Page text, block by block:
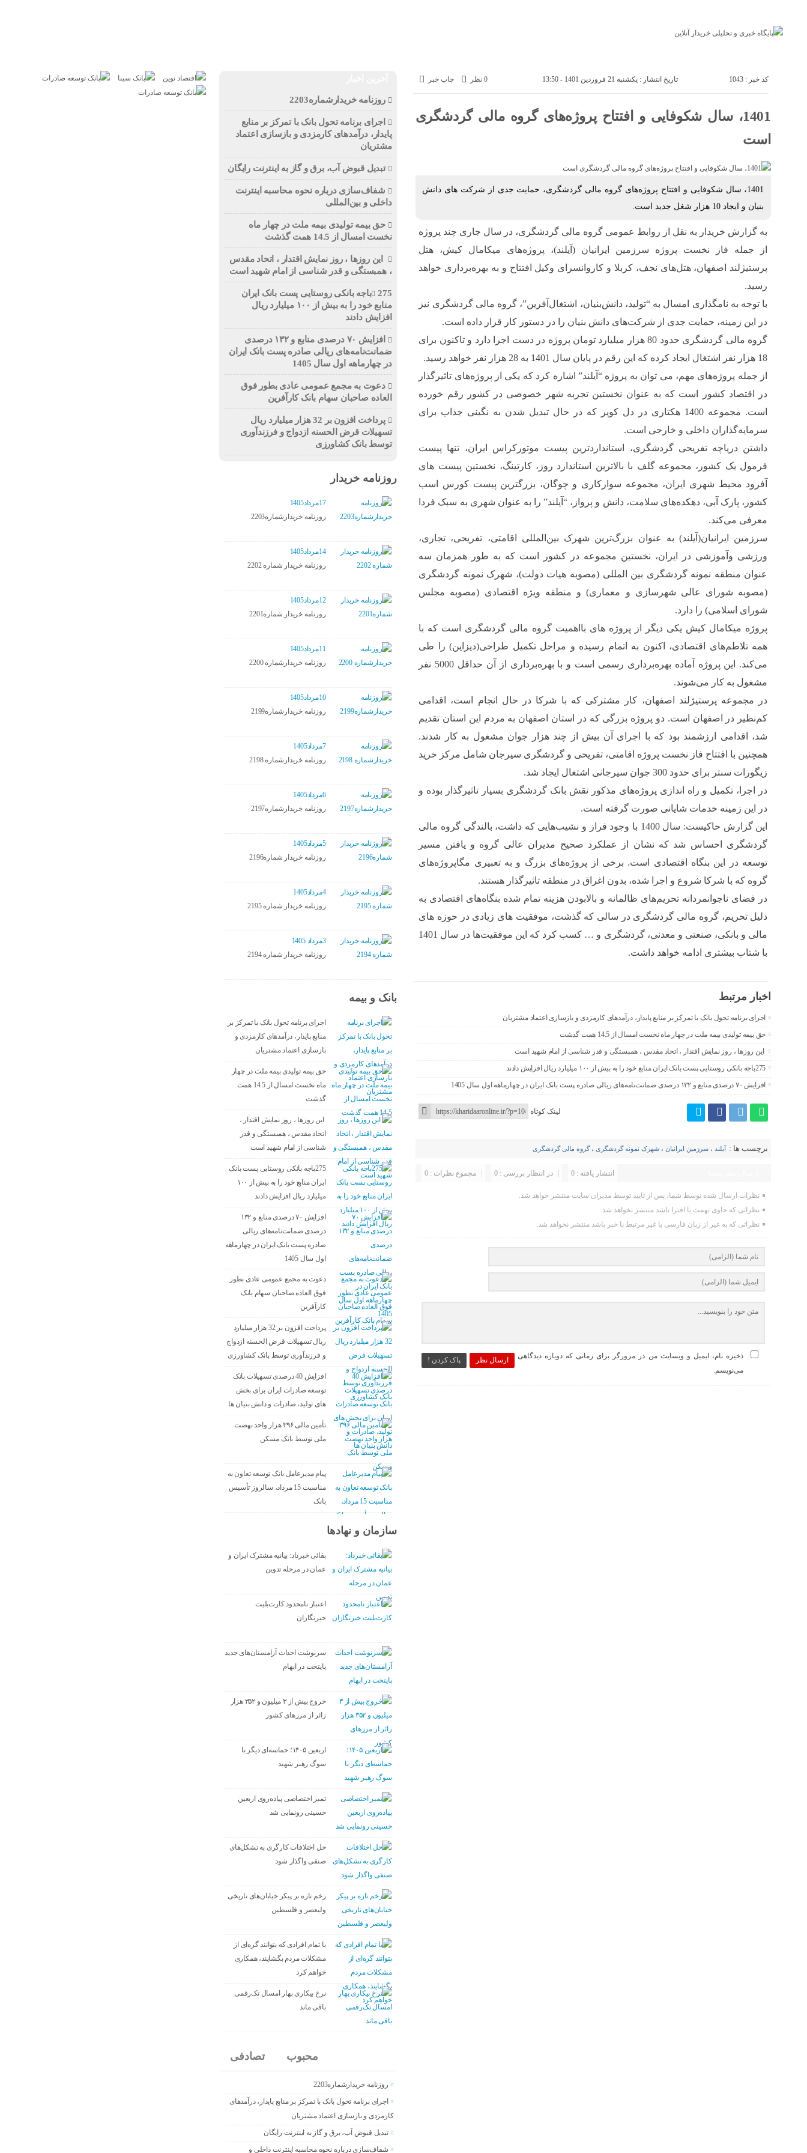
کد خبر : 1043 تاریخ انتشار : یکشنبه 21 فروردین 1401 - 13:50 چاپ خبر 0 نظر
1401، سال شکوفایی و افتتاح پروژه‌های گروه مالی گردشگری
است
1401، سال شکوفایی و افتتاح پروژه‌های گروه مالی گردشگری، حمایت جدی از شرکت های دانش
بنیان و ایجاد 10 هزار شغل جدید است.
به گزارش خریدار به نقل از روابط عمومی گروه مالی گردشگری، در سال جاری چند پروژه
از جمله فاز نخست پروژه سرزمین ایرانیان (آیلند)، پروژه‌های میکامال کیش، هتل
پرستیژلند اصفهان، هتل‌های نجف، کربلا و کاروانسرای وکیل افتتاح و به بهره‌برداری خواهد
رسید.
با توجه به نامگذاری امسال به “تولید، دانش‌بنیان، اشتغال‌آفرین”، گروه مالی گردشگری نیز
در این زمینه، حمایت جدی از شرکت‌های دانش بنیان را در دستور کار قرار داده است.
گروه مالی گردشگری حدود 80 هزار میلیارد تومان پروژه در دست اجرا دارد و تاکنون برای
18 هزار نفر اشتغال ایجاد کرده که این رقم در پایان سال 1401 به 28 هزار نفر خواهد رسید.
از جمله پروژه‌های مهم، می توان به پروژه “آیلند” اشاره کرد که یکی از پروژه‌های تاثیرگذار
در اقتصاد کشور است که به عنوان نخستین تجربه شهر خصوصی در کشور رقم خورده
است. مجموعه 1400 هکتاری در دل کویر که در حال تبدیل شدن به نگینی جذاب برای
سرمایه‌گذاران داخلی و خارجی است.
داشتن دریاچه تفریحی گردشگری، استانداردترین پیست موتورکراس ایران، تنها پیست
فرمول یک کشور، مجموعه گلف با بالاترین استاندارد روز، کارتینگ، نخستین پیست های
آفرود محیط شهری ایران، مجموعه سوارکاری و چوگان، بزرگترین پیست کورس اسب
کشور، پارک آبی، دهکده‌های سلامت، دانش و پرواز، “آیلند” را به عنوان شهری به سبک فردا
معرفی می‌کند.
سرزمین ایرانیان(آیلند) به عنوان بزرگ‌ترین شهرک بین‌المللی اقامتی، تفریحی، تجاری،
ورزشی وآموزشی در ایران، نخستین مجموعه در کشور است که به طور همزمان سه
عنوان منطقه نمونه گردشگری بین ‌المللی (مصوبه هیات دولت)، شهرک نمونه گردشگری
(مصوبه شورای عالی شهرسازی و معماری) و منطقه ویژه اقتصادی (مصوبه مجلس
شورای اسلامی) را دارد.
پروژه میکامال کیش یکی دیگر از پروژه های بااهمیت گروه مالی گردشگری است که با
همه تلاطم‌های اقتصادی، اکنون به اتمام رسیده و مراحل تکمیل طراحی(دیزاین) را طی
می‌کند. این پروژه آماده بهره‌برداری رسمی است و با بهره‌برداری از آن حداقل 5000 نفر
مشغول به کار می‌شوند.
در مجموعه پرستیژلند اصفهان، کار مشترکی که با شرکا در حال انجام است، اقدامی
کم‌نظیر در اصفهان است. دو پروژه بزرگی که در استان اصفهان به مردم این استان تقدیم
شد، اقدامی ارزشمند بود که با اجرای آن بیش از چند هزار جوان مشغول به کار شدند.
همچنین با افتتاح فاز نخست پروژه اقامتی، تفریحی و گردشگری سیرجان شامل مرکز خرید
زیگورات سنتر برای حدود 300 جوان سیرجانی اشتغال ایجاد شد.
در اجرا، تکمیل و راه اندازی پروژه‌های مذکور نقش بانک گردشگری بسیار تاثیرگذار بوده و
در این زمینه خدمات شایانی صورت گرفته است.
این گزارش حاکیست: سال 1400 با وجود فراز و نشیب‌هایی که داشت، بالندگی گروه مالی
گردشگری احساس شد که نشان از عملکرد صحیح مدیران عالی گروه و یافتن مسیر
توسعه در این بنگاه اقتصادی است. برخی از پروژه‌های بزرگ و به تعبیری مگاپروژه‌های
گروه که با شرکا شروع و اجرا شده، بدون اغراق در منطقه تاثیرگذار هستند.
در فضای ناجوانمردانه تحریم‌های ظالمانه و بالابودن هزینه تمام شده بنگاه‌های اقتصادی به
دلیل تحریم، گروه مالی گردشگری در سالی که گذشت، موفقیت های زیادی در حوزه های
مالی و بانکی، صنعتی و معدنی، گردشگری و … کسب کرد که این موفقیت‌ها در سال 1401
با شتاب بیشتری ادامه خواهد داشت.
اخبار مرتبط
اجرای برنامه تحول بانک با تمرکز بر منابع پایدار، درآمدهای کارمزدی و بازسازی اعتماد مشتریان
حق بیمه تولیدی بیمه ملت در چهار ماه نخست امسال از 14.5 همت گذشت
این روزها ، روز نمایش اقتدار ، اتحاد مقدس ، همبستگی و قدر شناسی از امام شهید است
275باجه بانکی روستایی پست بانک ایران منابع خود را به بیش از ۱۰۰ میلیارد ریال افزایش دادند
افزایش ۷۰ درصدی منابع و ۱۳۲ درصدی ضمانت‌نامه‌های ریالی صادره پست بانک ایران در چهارماهه اول سال 1405
لینک کوتاه
برچسب ها : آیلند ، سرزمین ایرانیان ، شهرک نمونه گردشگری ،گروه مالی گردشگری
مجموع نظرات : 0 در انتظار بررسی : 0 انتشار یافته : 0
نظرات ارسال شده توسط شما، پس از تایید توسط مدیران سایت منتشر خواهد شد.
نظراتی که حاوی تهمت یا افترا باشد منتشر نخواهد شد.
نظراتی که به غیر از زبان فارسی یا غیر مرتبط با خبر باشد منتشر نخواهد شد.
ارسال نظر پاک کردن !
ذخیره نام، ایمیل و وبسایت من در مرورگر برای زمانی که دوباره دیدگاهی
می‌نویسم.
روزنامه خریدارشماره2203
اجرای برنامه تحول بانک با تمرکز بر منابع
پایدار، درآمدهای کارمزدی و بازسازی اعتماد
مشتریان
تبدیل قبوض آب، برق و گاز به اینترنت رایگان
شفاف‌سازی درباره نحوه محاسبه اینترنت
داخلی و بین‌المللی
حق بیمه تولیدی بیمه ملت در چهار ماه
نخست امسال از 14.5 همت گذشت
این روزها ، روز نمایش اقتدار ، اتحاد مقدس
، همبستگی و قدر شناسی از امام شهید است
275باجه بانکی روستایی پست بانک ایران
منابع خود را به بیش از ۱۰۰ میلیارد ریال
افزایش دادند
افزایش ۷۰ درصدی منابع و ۱۳۲ درصدی
ضمانت‌نامه‌های ریالی صادره پست بانک ایران
در چهارماهه اول سال 1405
دعوت به مجمع عمومی عادی بطور فوق
العاده صاحبان سهام بانک کارآفرین
پرداخت افزون بر 32 هزار میلیارد ریال
تسهیلات قرض الحسنه ازدواج و فرزندآوری
توسط بانک کشاورزی
روزنامه خریدار
17مرداد1405
روزنامه خریدارشماره2203
14مرداد1405
روزنامه خریدار شماره 2202
12مرداد1405
روزنامه خریدار شماره2201
11مرداد1405
روزنامه خریدارشماره 2200
10مرداد1405
روزنامه خریدارشماره2199
7مرداد1405
روزنامه خریدارشماره 2198
6مرداد1405
روزنامه خریدارشماره2197
5مرداد1405
روزنامه خریدار شماره2196
4مرداد1405
روزنامه خریدار شماره 2195
3مرداد 1405
روزنامه خریدار شماره 2194
بانک و بیمه
اجرای برنامه تحول بانک با تمرکز بر
منابع پایدار، درآمدهای کارمزدی و
بازسازی اعتماد مشتریان
حق بیمه تولیدی بیمه ملت در چهار
ماه نخست امسال از 14.5 همت
گذشت
این روزها ، روز نمایش اقتدار ،
اتحاد مقدس ، همبستگی و قدر
شناسی از امام شهید است
275باجه بانکی روستایی پست بانک
ایران منابع خود را به بیش از ۱۰۰
میلیارد ریال افزایش دادند
افزایش ۷۰ درصدی منابع و ۱۳۲
درصدی ضمانت‌نامه‌های ریالی
صادره پست بانک ایران در چهارماهه
اول سال 1405
دعوت به مجمع عمومی عادی بطور
فوق العاده صاحبان سهام بانک
کارآفرین
پرداخت افزون بر 32 هزار میلیارد
ریال تسهیلات قرض الحسنه ازدواج
و فرزندآوری توسط بانک کشاورزی
افزایش 40 درصدی تسهیلات بانک
توسعه صادرات ایران برای بخش
های تولید، صادرات و دانش بنیان ها
تأمین مالی ۳۹۶ هزار واحد نهضت
ملی توسط بانک مسکن
پیام مدیرعامل بانک توسعه تعاون به
مناسبت 15 مرداد، سالروز تأسیس
بانک
سازمان و نهادها
بقائی خبرداد: بیانیه مشترک ایران و
عمان در مرحله تدوین
اعتبار نامحدود کارت‌بلیت
خبرنگاران
سرنوشت احداث آرامستان‌های جدید
پایتخت در ابهام
خروج بیش از ۳ میلیون و ۳۵۲ هزار
زائر از مرزهای کشور
اربعین ۱۴۰۵؛ حماسه‌ای دیگر با
سوگ رهبر شهید
تمبر اختصاصی پیاده‌روی اربعین
حسینی رونمایی شد
حل اختلافات کارگری به تشکل‌های
صنفی واگذار شود
زخم تازه بر پیکر خیابان‌های تاریخی
ولیعصر و فلسطین
با تمام افرادی که بتوانند گره‌ای از
مشکلات مردم بگشایند، همکاری
خواهم کرد
نرخ بیکاری بهار امسال تک‌رقمی
باقی ماند
محبوب تصادفی
روزنامه خریدارشماره2203
اجرای برنامه تحول بانک با تمرکز بر منابع پایدار، درآمدهای
کارمزدی و بازسازی اعتماد مشتریان
تبدیل قبوض آب، برق و گاز به اینترنت رایگان
شفاف‌سازی درباره نحوه محاسبه اینترنت داخلی و